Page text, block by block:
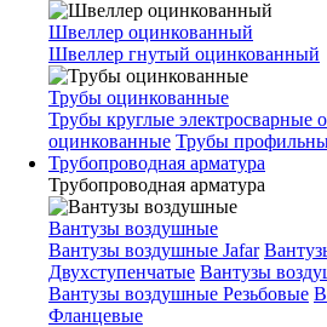
Швеллер оцинкованный
Швеллер гнутый оцинкованный
Трубы оцинкованные
Трубы круглые электросварные
оцинкованные Трубы
Трубопроводная арматура
Трубопроводная арматура
Вантузы воздушные
Вантузы воздушные Jafar
Двухступенчатые Вантузы
Вантузы воздушные Резьбовые
Фланцевые